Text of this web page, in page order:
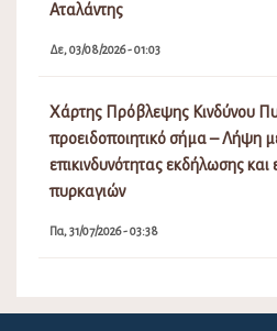
Αταλάντης
Δε, 03/08/2026 - 01:03
Χάρτης Πρόβλεψης Κινδύνου
προειδοποιητικό σήμα – Λήψη
επικινδυνότητας εκδήλωσης
πυρκαγιών
Πα, 31/07/2026 - 03:38